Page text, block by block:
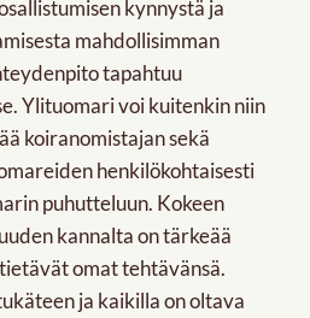
kynnystä ja
mahdollisimman
tapahtuu
Ylituomari voi kuitenkin niin
koiranomistajan sekä
henkilökohtaisesti
puhutteluun. Kokeen
kannalta on tärkeää
omat tehtävänsä.
ja kaikilla on oltava